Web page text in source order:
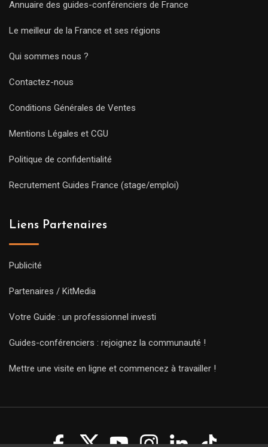
Annuaire des guides-conférenciers de France
Le meilleur de la France et ses régions
Qui sommes nous ?
Contactez-nous
Conditions Générales de Ventes
Mentions Légales et CGU
Politique de confidentialité
Recrutement Guides France (stage/emploi)
Liens Partenaires
Publicité
Partenaires / KitMedia
Votre Guide : un professionnel investi
Guides-conférenciers : rejoignez la communauté !
Mettre une visite en ligne et commencez à travailler !